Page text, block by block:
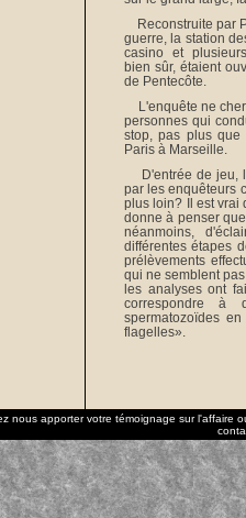
Reconstruite par
guerre, la station
casino et
bien sûr, étaient
de Pentecôte.
L'enquête ne
personnes qui
stop, pas plus que
Paris à Marseille.
D'entrée de jeu,
par les enquêteurs
plus loin? Il est vrai
donne à penser
néanmoins,
différentes étapes
prélèvements
qui ne semblent
les analyses ont
correspondre à
spermatozoïdes
flagelles».
nous apporter votre témoignage sur l'affaire